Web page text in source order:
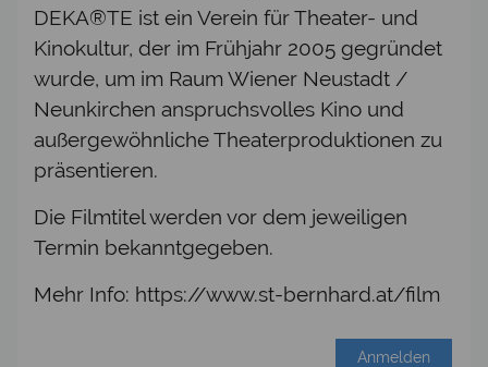
DEKA®TE ist ein Verein für Theater- und
Kinokultur, der im Frühjahr 2005 gegründet
wurde, um im Raum Wiener Neustadt /
Neunkirchen anspruchsvolles Kino und
außergewöhnliche Theaterproduktionen zu
präsentieren.
Die Filmtitel werden vor dem jeweiligen
Termin bekanntgegeben.
Mehr Info: https://www.st-bernhard.at/film
Anmelden